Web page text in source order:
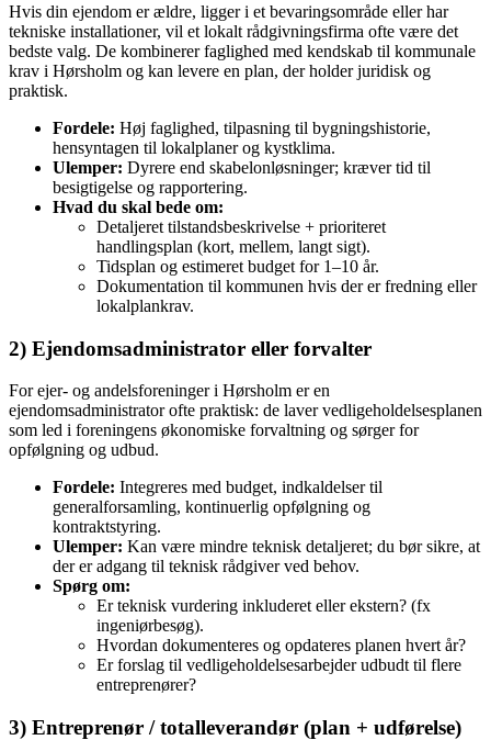
Hvis din ejendom er ældre, ligger i et bevaringsområde eller har
tekniske installationer, vil et lokalt rådgivningsfirma ofte være det
bedste valg. De kombinerer faglighed med kendskab til kommunale
krav i Hørsholm og kan levere en plan, der holder juridisk og
praktisk.
Fordele: Høj faglighed, tilpasning til bygningshistorie,
hensyntagen til lokalplaner og kystklima.
Ulemper: Dyrere end skabelonløsninger; kræver tid til
besigtigelse og rapportering.
Hvad du skal bede om:
Detaljeret tilstandsbeskrivelse + prioriteret
handlingsplan (kort, mellem, langt sigt).
Tidsplan og estimeret budget for 1–10 år.
Dokumentation til kommunen hvis der er fredning eller
lokalplankrav.
2) Ejendomsadministrator eller forvalter
For ejer‑ og andelsforeninger i Hørsholm er en
ejendomsadministrator ofte praktisk: de laver vedligeholdelsesplanen
som led i foreningens økonomiske forvaltning og sørger for
opfølgning og udbud.
Fordele: Integreres med budget, indkaldelser til
generalforsamling, kontinuerlig opfølgning og
kontraktstyring.
Ulemper: Kan være mindre teknisk detaljeret; du bør sikre, at
der er adgang til teknisk rådgiver ved behov.
Spørg om:
Er teknisk vurdering inkluderet eller ekstern? (fx
ingeniørbesøg).
Hvordan dokumenteres og opdateres planen hvert år?
Er forslag til vedligeholdelsesarbejder udbudt til flere
entreprenører?
3) Entreprenør / totalleverandør (plan + udførelse)